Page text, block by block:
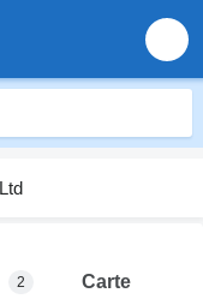
2 Carte